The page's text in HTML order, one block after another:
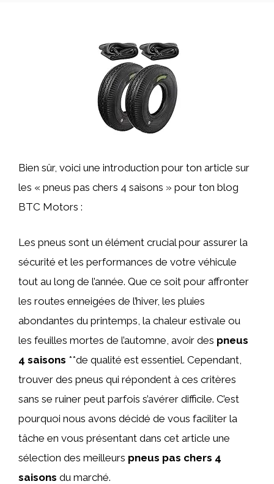
Bien sûr, voici une introduction pour ton article sur
les « pneus pas chers 4 saisons » pour ton blog
BTC Motors :
Les pneus sont un élément crucial pour assurer la
sécurité et les performances de votre véhicule
tout au long de l’année. Que ce soit pour affronter
les routes enneigées de l’hiver, les pluies
abondantes du printemps, la chaleur estivale ou
les feuilles mortes de l’automne, avoir des pneus
4 saisons **de qualité est essentiel. Cependant,
trouver des pneus qui répondent à ces critères
sans se ruiner peut parfois s’avérer difficile. C’est
pourquoi nous avons décidé de vous faciliter la
tâche en vous présentant dans cet article une
sélection des meilleurs pneus pas chers 4
saisons du marché.